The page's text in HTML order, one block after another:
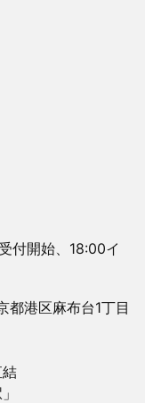
付開始、18:00イ
都港区麻布台1丁目